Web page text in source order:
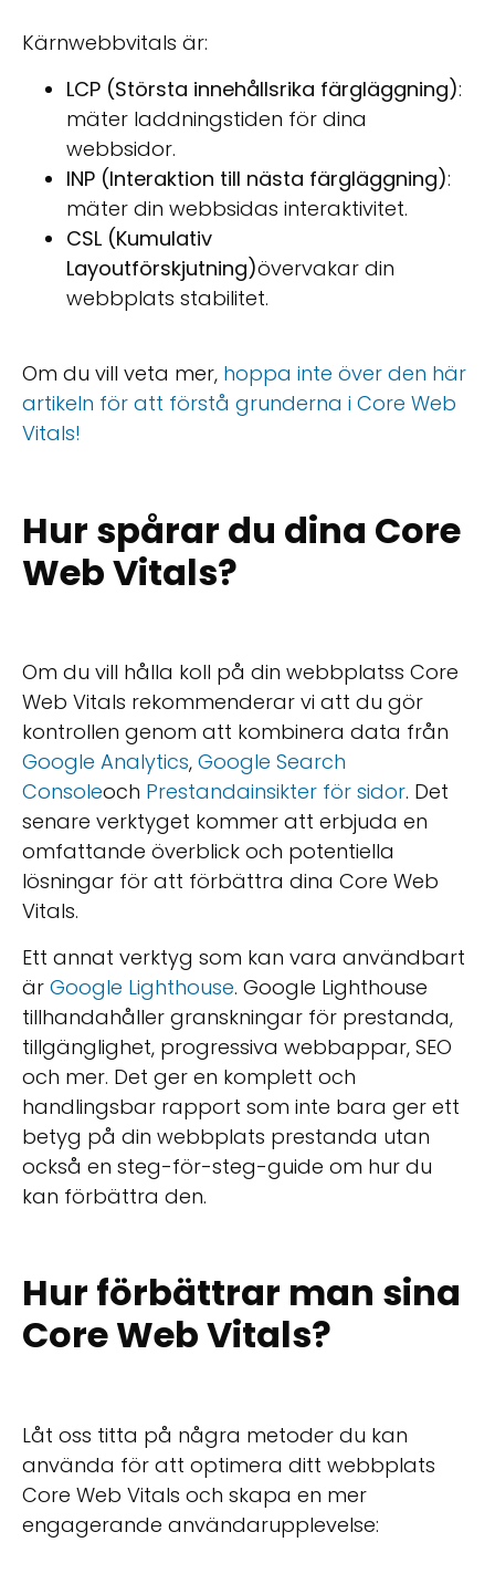
Kärnwebbvitals är:
LCP (Största innehållsrika färgläggning):
mäter laddningstiden för dina
webbsidor.
INP (Interaktion till nästa färgläggning):
mäter din webbsidas interaktivitet.
CSL (Kumulativ
Layoutförskjutning)övervakar din
webbplats stabilitet.
Om du vill veta mer, hoppa inte över den här
artikeln för att förstå grunderna i Core Web
Vitals!
Hur spårar du dina Core
Web Vitals?
Om du vill hålla koll på din webbplatss Core
Web Vitals rekommenderar vi att du gör
kontrollen genom att kombinera data från
Google Analytics, Google Search
Consoleoch Prestandainsikter för sidor. Det
senare verktyget kommer att erbjuda en
omfattande överblick och potentiella
lösningar för att förbättra dina Core Web
Vitals.
Ett annat verktyg som kan vara användbart
är Google Lighthouse. Google Lighthouse
tillhandahåller granskningar för prestanda,
tillgänglighet, progressiva webbappar, SEO
och mer. Det ger en komplett och
handlingsbar rapport som inte bara ger ett
betyg på din webbplats prestanda utan
också en steg-för-steg-guide om hur du
kan förbättra den.
Hur förbättrar man sina
Core Web Vitals?
Låt oss titta på några metoder du kan
använda för att optimera ditt webbplats
Core Web Vitals och skapa en mer
engagerande användarupplevelse: